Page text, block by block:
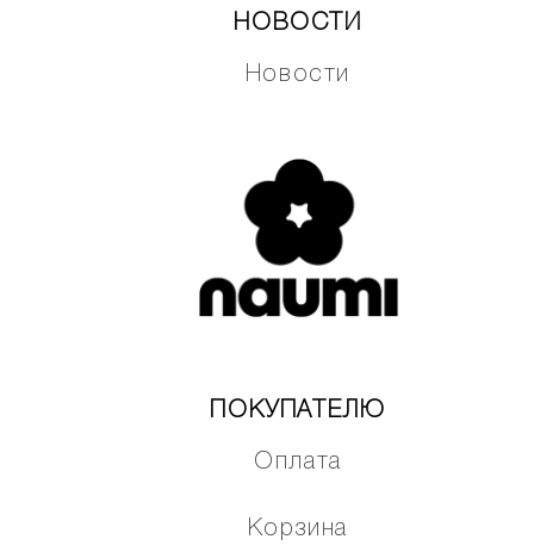
НОВОСТИ
Новости
ПОКУПАТЕЛЮ
Оплата
Корзина